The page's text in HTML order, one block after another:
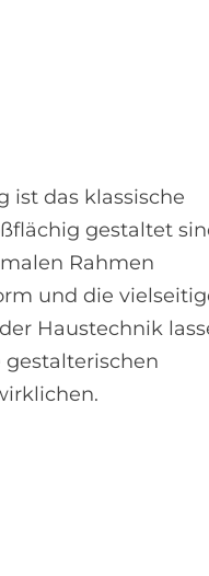
ist das klassische
gestaltet
Rahmen
und die
Haustechnik